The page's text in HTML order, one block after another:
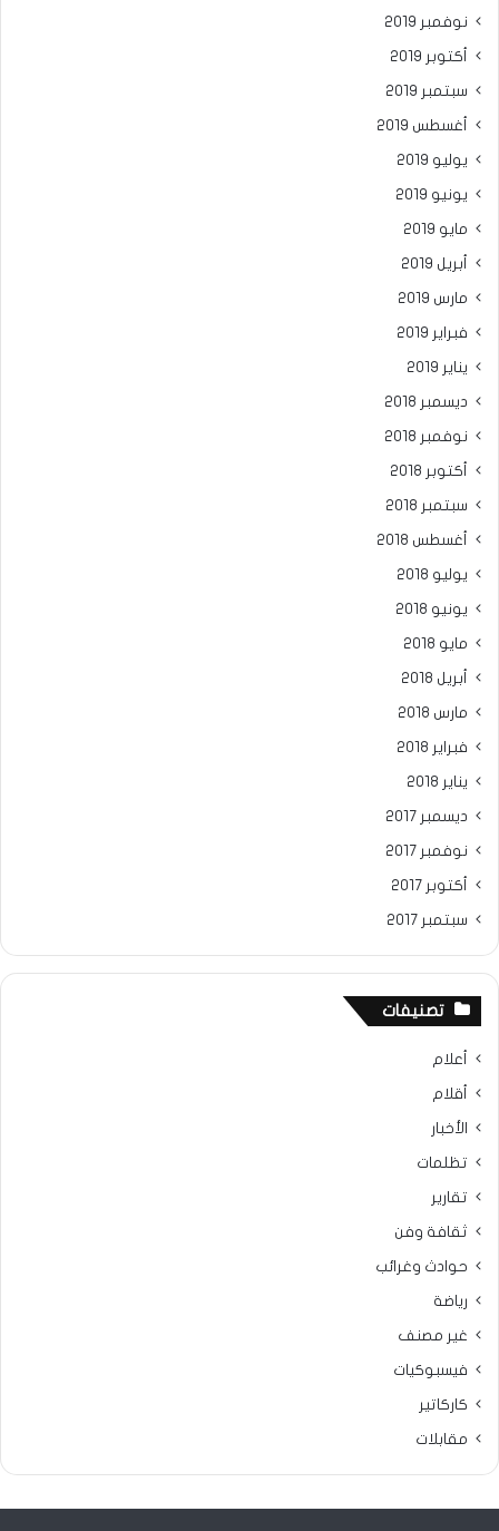
نوفمبر 2019
أكتوبر 2019
سبتمبر 2019
أغسطس 2019
يوليو 2019
يونيو 2019
مايو 2019
أبريل 2019
مارس 2019
فبراير 2019
يناير 2019
ديسمبر 2018
نوفمبر 2018
أكتوبر 2018
سبتمبر 2018
أغسطس 2018
يوليو 2018
يونيو 2018
مايو 2018
أبريل 2018
مارس 2018
فبراير 2018
يناير 2018
ديسمبر 2017
نوفمبر 2017
أكتوبر 2017
سبتمبر 2017
تصنيفات
أعلام
أقلام
الأخبار
تظلمات
تقارير
ثقافة وفن
حوادث وغرائب
رياضة
غير مصنف
فيسبوكيات
كاركاتير
مقابلات